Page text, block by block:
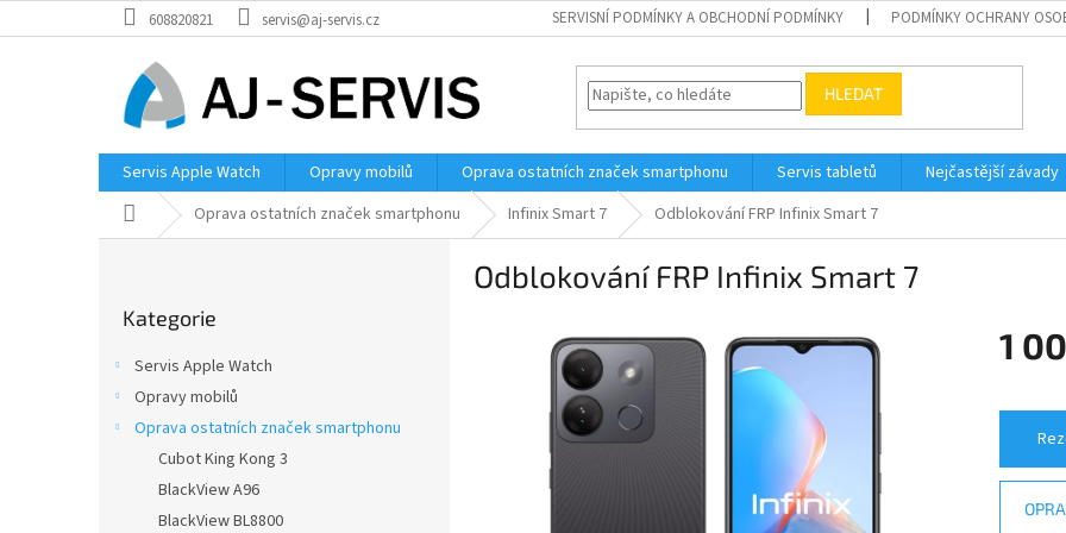
na
608820821 servis@aj-servis.cz SERVISNÍ PODMÍNKY A OBCHODNÍ PODMÍNKY PODMÍNKY OCHRANY
HLEDAT
Servis Apple Watch Opravy mobilů Oprava ostatních značek smartphonu Servis tabletů Nejčastější závady
Domů Oprava ostatních značek smartphonu Infinix Smart 7 Odblokování FRP Infinix Smart 7
kategorie
Kategorie
Servis Apple Watch
Opravy mobilů
Oprava ostatních značek smartphonu
Cubot King Kong 3
BlackView A96
BlackView BL8800
Odblokování FRP Infinix Smart 7
1
cena: